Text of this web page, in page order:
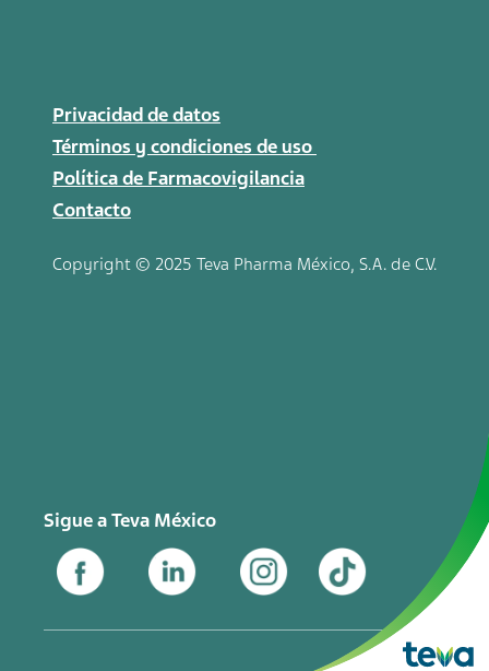
Privacidad de datos
Términos y condiciones de uso
Política de Farmacovigilancia
Contacto
Copyright © 2025 Teva Pharma México, S.A. de C.V.
Sigue a Teva México